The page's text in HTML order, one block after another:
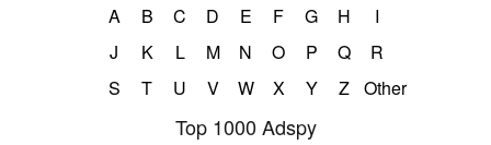
A B C D E F G H
I
J
K L M N O P Q
R
S
T U V W X Y Z Other
Top 1000 Adspy